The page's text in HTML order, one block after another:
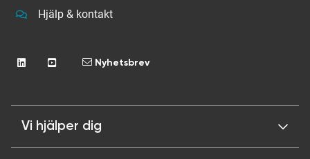
Hjälp & kontakt
Nyhetsbrev
Vi hjälper dig